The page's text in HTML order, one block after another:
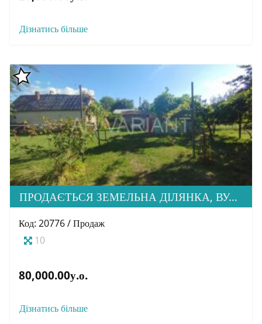
Дізнатись більше
ПРОДАЄТЬСЯ ЗЕМЕЛЬНА ДІЛЯНКА, ВУЛ. НАСИПНА
Код: 20776 / Продаж
10
80,000.00у.о.
Дізнатись більше